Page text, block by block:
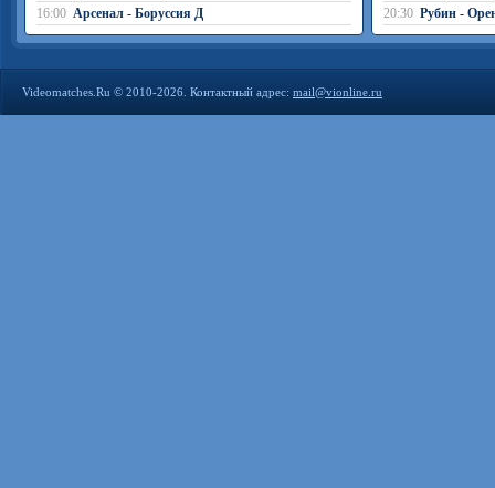
16:00 Арсенал - Боруссия Д
20:30 Рубин -
Videomatches.Ru © 2010-2026. Контактный адрес: mail@vionline.ru